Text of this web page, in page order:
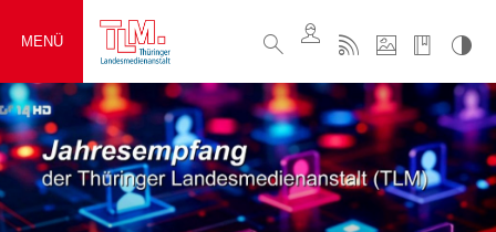
MENÜ